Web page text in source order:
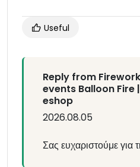
Useful
Reply from
events Balloon Fire
eshop
2026.08.05
Σας ευχαριστούμε για